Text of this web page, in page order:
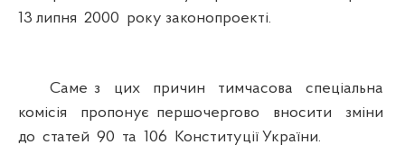
13 липня 2000 року законопроекті.
Саме з цих причин тимчасова спеціальна
комісія пропонує першочергово вносити зміни
до статей 90 та 106 Конституції України.